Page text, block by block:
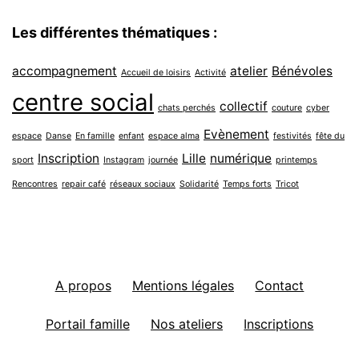
Les différentes thématiques :
accompagnement Accueil de loisirs Activité atelier Bénévoles
centre social chats perchés collectif couture cyber
espace Danse En famille enfant espace alma Evènement festivités fête du
sport Inscription Instagram journée Lille numérique printemps
Rencontres repair café réseaux sociaux Solidarité Temps forts Tricot
A propos Mentions légales Contact
Portail famille Nos ateliers Inscriptions